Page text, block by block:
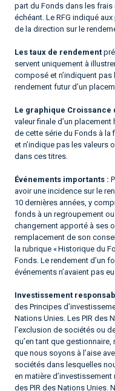
part du Fonds dans les
échéant. Le RFG indiqué
de la direction sur le
Les taux de rendement
servent uniquement à
composé et n’indiquent
rendement futur d’un
Le graphique Croissance
valeur finale d’un
de cette série du Fonds à
et n’indique pas les valeurs
dans ces titres.
Événements importants :
avoir une incidence sur le
10 dernières années, y
fonds à un regroupement
changement apporté à ses
remplacement de son
la rubrique « Historique du
Fonds. Le rendement d’un
événements n’avaient pas eu
Investissement
des Principes
Nations Unies. Les PIR des
l’exclusion de sociétés ou
qu’en tant que
que nous soyons à l’aise
sociétés dans lesquelles
en matière
des PIR des Nations Unies.